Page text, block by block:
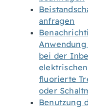
anfragen
bei der
fluorierte
oder
Benutzung